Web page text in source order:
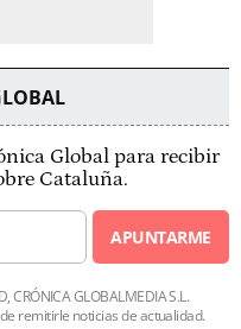
Global para recibir
Cataluña.
APUNTARME
CRÓNICA GLOBALMEDIA S.L.
remitirle noticias de actualidad.